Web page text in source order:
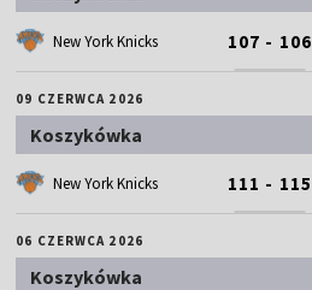
New York Knicks 107 - 106
09 CZERWCA 2026
Koszykówka
New York Knicks 111 - 115
06 CZERWCA 2026
Koszykówka